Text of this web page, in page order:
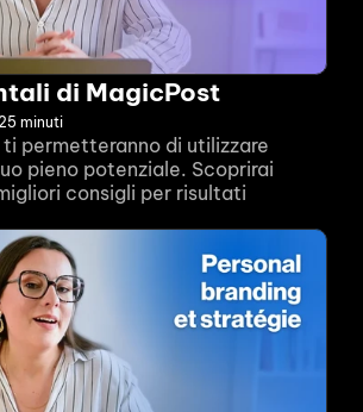
di MagicPost
25 minuti
permetteranno di utilizzare
pieno potenziale. Scoprirai
consigli per risultati